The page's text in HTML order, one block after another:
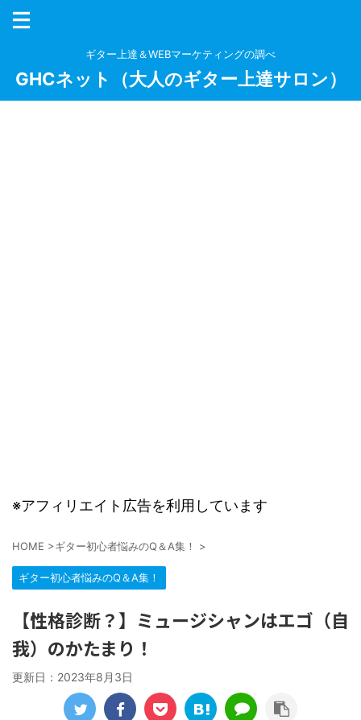
ギター上達＆WEBマーケティングの調べ
GHCネット（大人のギター上達サロン）
※アフィリエイト広告を利用しています
HOME >ギター初心者悩みのQ＆A集！ >
ギター初心者悩みのQ＆A集！
【性格診断？】ミュージシャンはエゴ（自
我）のかたまり！
更新日： 2023年8月3日